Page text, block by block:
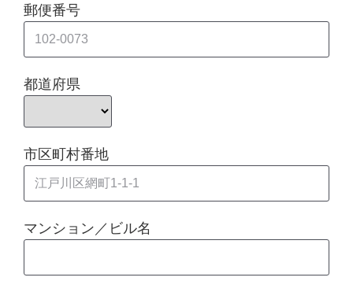
郵便番号
都道府県
市区町村番地
マンション／ビル名